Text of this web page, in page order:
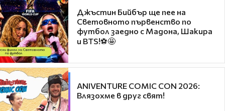
Джъстин Бийбър ще пее на
Световното първенство по
футбол заедно с Мадона, Шакира
и BTS!⚽🤩
ANIVENTURE COMIC CON 2026:
Влязохме в друг свят!